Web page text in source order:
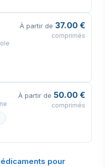
À partir de 37.00 €
comprimés
À partir de 50.00 €
comprimés
pour